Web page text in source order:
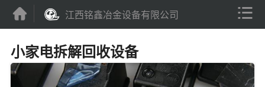
 江西铭鑫冶金设备有限公司 
小家电拆解回收设备